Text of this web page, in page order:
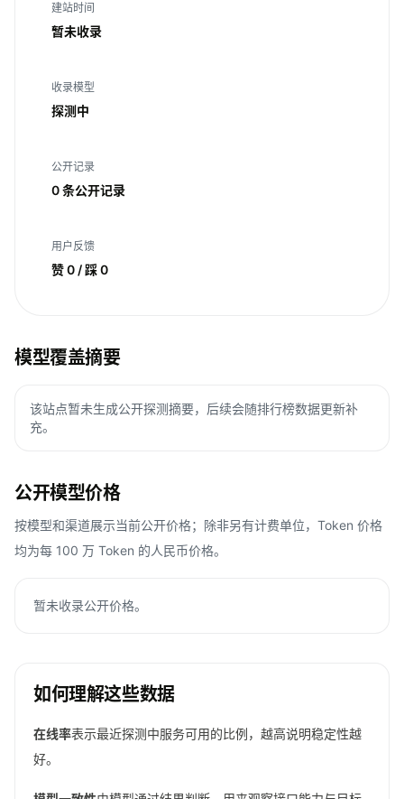
建站时间
暂未收录
收录模型
探测中
公开记录
0 条公开记录
用户反馈
赞 0 / 踩 0
模型覆盖摘要
该站点暂未生成公开探测摘要，后续会随排行榜数据更新补
充。
公开模型价格
按模型和渠道展示当前公开价格；除非另有计费单位，Token 价格
均为每 100 万 Token 的人民币价格。
暂未收录公开价格。
如何理解这些数据
在线率表示最近探测中服务可用的比例，越高说明稳定性越
好。